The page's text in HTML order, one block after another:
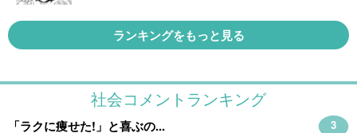
ランキングをもっと見る